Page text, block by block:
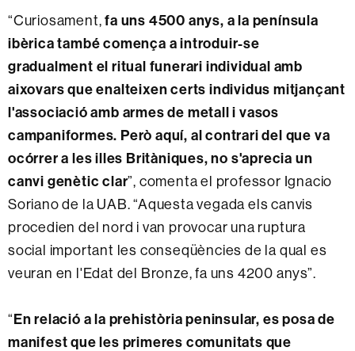
“Curiosament,fa uns 4500 anys, a la península
ibèrica també comença a introduir-se
gradualment el ritual funerari individual amb
aixovars que enalteixen certs individus mitjançant
l'associació amb armes de metall i vasos
campaniformes. Però aquí, al contrari del que va
ocórrer a les illes Britàniques, no s'aprecia un
canvi genètic clar”, comenta el professor Ignacio
Soriano de la UAB. “Aquesta vegada els canvis
procedien del nord i van provocar una ruptura
social important les conseqüències de la qual es
veuran en l'Edat del Bronze, fa uns 4200 anys”.
“En relació a la prehistòria peninsular, es posa de
manifest que les primeres comunitats que